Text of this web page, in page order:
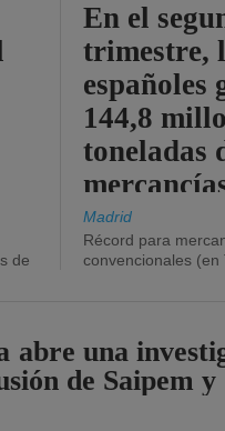
de
En el
trimestre,
españoles
144,8
toneladas
Madrid
Récord para
convencionales (en
abre una
de Saipem y